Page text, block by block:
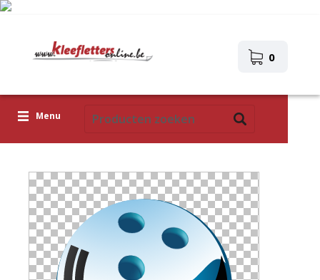
0
Menu
Icoontjes
Plakplaatjes
Upload je eigen ontwerp
Corona Covid-19